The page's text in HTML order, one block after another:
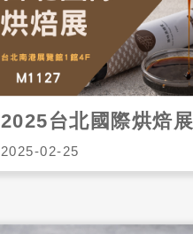
2025台北國際烘焙展
2025-02-25